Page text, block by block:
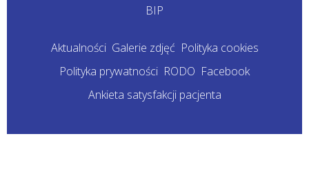
BIP
Aktualności Galerie zdjęć Polityka cookies
Polityka prywatności RODO Facebook
Ankieta satysfakcji pacjenta